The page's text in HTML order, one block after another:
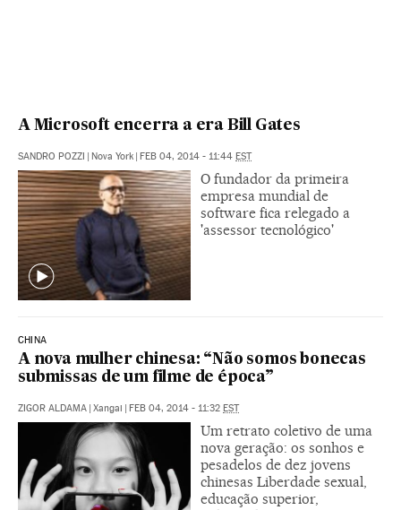
A Microsoft encerra a era Bill Gates
SANDRO POZZI | Nova York | FEB 04, 2014 - 11:44 EST
O fundador da primeira
empresa mundial de
software fica relegado a
'assessor tecnológico'
CHINA
A nova mulher chinesa: “Não somos bonecas
submissas de um filme de época”
ZIGOR ALDAMA | Xangai | FEB 04, 2014 - 11:32 EST
Um retrato coletivo de uma
nova geração: os sonhos e
pesadelos de dez jovens
chinesas Liberdade sexual,
educação superior,